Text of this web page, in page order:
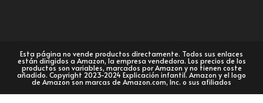
Esta página no vende productos directamente. Todos sus enlaces
están dirigidos a Amazon, la empresa vendedora. Los precios de los
productos son variables, marcados por Amazon y no tienen coste
añadido. Copyright 2023-2024 Explicación infantil. Amazon y el logo
de Amazon son marcas de Amazon.com, Inc. o sus afiliados